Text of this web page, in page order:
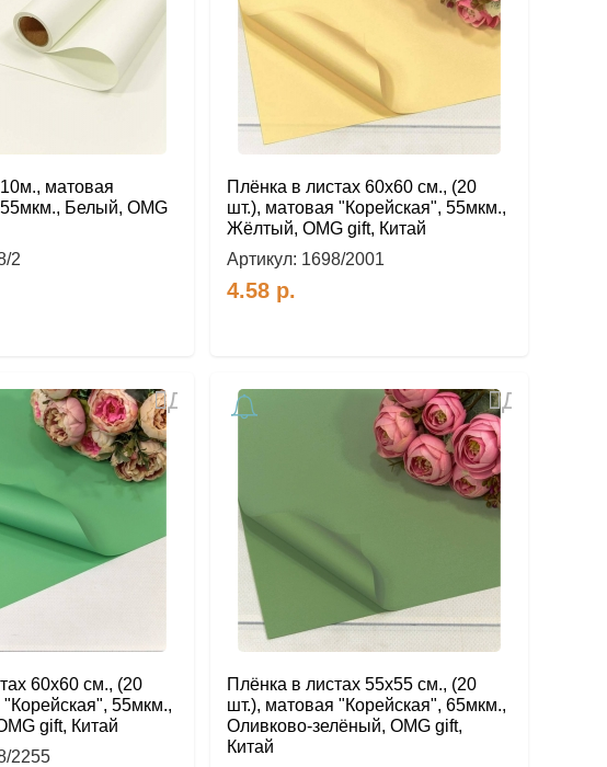
матовая
Белый, OMG
2
Плёнка в листах 60х60 см., (20
шт.), матовая "Корейская", 55мкм.,
Жёлтый, OMG gift, Китай
Артикул: 1698/2001
4.58 р.
Добавить
в
избранное
60х60 см., (20
55мкм.,
gift, Китай
2255
Добавить
в
избранное
Плёнка в листах 55х55 см., (20
шт.), матовая "Корейская", 65мкм.,
Оливково-зелёный, OMG gift,
Китай